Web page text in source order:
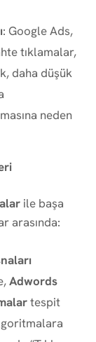
: Google Ads,
tıklamalar,
daha düşük
neden
ile başa
arasında:
Adwords
tespit